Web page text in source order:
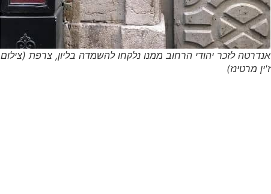
אנדרטה לזכר יהודי הרחוב ממנו נלקחו להשמדה בליון, צרפת (צילום
ז'ין מרטינז)